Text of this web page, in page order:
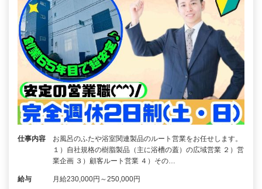
仕事内容
お風呂のふたや浴室関連製品のルート営業をお任せします。
１）自社規格の樹脂製品（主に浴槽の蓋）の広域営業 ２）営
業企画 ３）顧客ルート営業 ４）その…
給与 月給230,000円～250,000円